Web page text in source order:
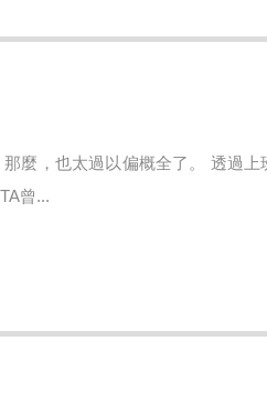
麼，也太過以偏概全了。 透過上
曾...